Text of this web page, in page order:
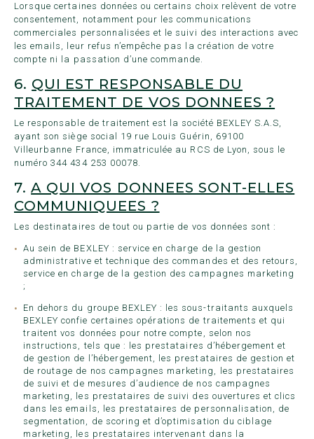
Lorsque certaines données ou certains choix relèvent de votre
consentement, notamment pour les communications
commerciales personnalisées et le suivi des interactions avec
les emails, leur refus n’empêche pas la création de votre
compte ni la passation d’une commande.
6. QUI EST RESPONSABLE DU
TRAITEMENT DE VOS DONNEES ?
Le responsable de traitement est la société BEXLEY S.A.S,
ayant son siège social 19 rue Louis Guérin, 69100
Villeurbanne France, immatriculée au RCS de Lyon, sous le
numéro 344 434 253 00078.
7.A QUI VOS DONNEES SONT-ELLES
COMMUNIQUEES ?
Les destinataires de tout ou partie de vos données sont :
Au sein de BEXLEY : service en charge de la gestion
administrative et technique des commandes et des retours,
service en charge de la gestion des campagnes marketing
;
En dehors du groupe BEXLEY : les sous-traitants auxquels
BEXLEY confie certaines opérations de traitements et qui
traitent vos données pour notre compte, selon nos
instructions, tels que : les prestataires d’hébergement et
de gestion de l’hébergement, les prestataires de gestion et
de routage de nos campagnes marketing, les prestataires
de suivi et de mesures d’audience de nos campagnes
marketing, les prestataires de suivi des ouvertures et clics
dans les emails, les prestataires de personnalisation, de
segmentation, de scoring et d’optimisation du ciblage
marketing, les prestataires intervenant dans la